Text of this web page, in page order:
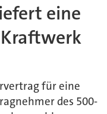
eine
für eine
des 500-